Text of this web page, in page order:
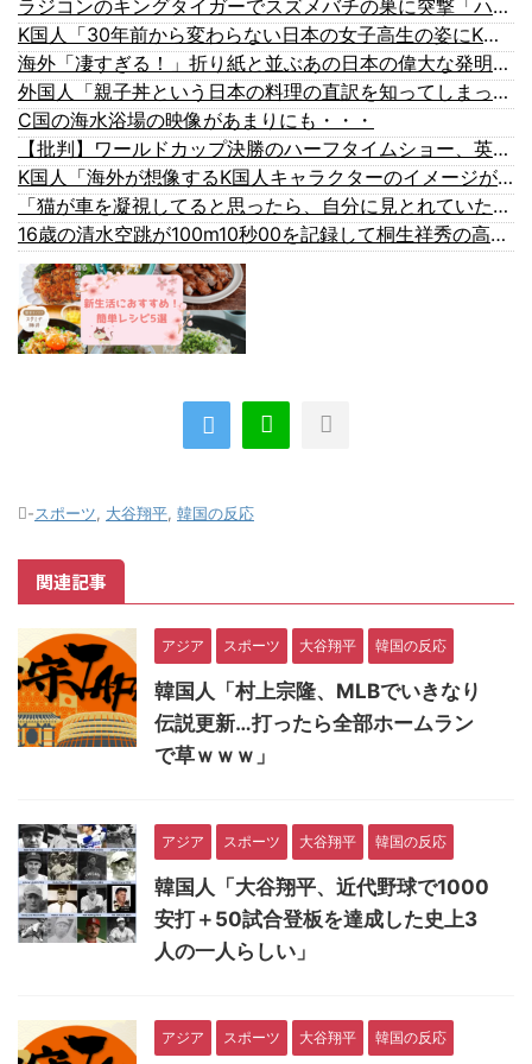
ラジコンのキングタイガーでスズメバチの巣に突撃「ハチからしたら突然ドイツ戦車が家に来るんだぞ」【海外の反応】
K国人「30年前から変わらない日本の女子高生の姿にK国人が衝撃！何故変わらないデザインの制服や革靴を着用し続けるのか？」
海外「凄すぎる！」折り紙と並ぶあの日本の偉大な発明に海外がびっくり仰天
外国人「親子丼という日本の料理の直訳を知ってしまった…」
C国の海水浴場の映像があまりにも・・・
【批判】ワールドカップ決勝のハーフタイムショー、英紙｢BTSが出てきて悪夢かと思った｣
K国人「海外が想像するK国人キャラクターのイメージがこちら・・・」
「猫が車を凝視してると思ったら、自分に見とれていた…」（動画）
16歳の清水空跳が100m10秒00を記録して桐生祥秀の高校記録を更新、海外陸上競技ファンも大衝撃（海外の反応）
-スポーツ 大谷翔平 韓国の反応
関連記事
アジア スポーツ 大谷翔平 韓国の反応
韓国人「村上宗隆、MLBでいきなり
伝説更新…打ったら全部ホームラン
で草ｗｗｗ」
アジア スポーツ 大谷翔平 韓国の反応
韓国人「大谷翔平、近代野球で1000
安打＋50試合登板を達成した史上3
人の一人らしい」
アジア スポーツ 大谷翔平 韓国の反応